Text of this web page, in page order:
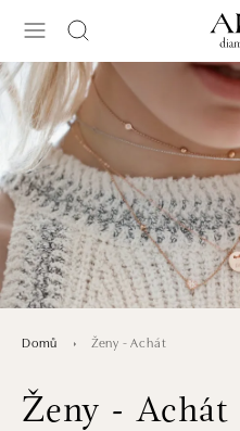
Domů Ženy - Achát
Ženy - Achát